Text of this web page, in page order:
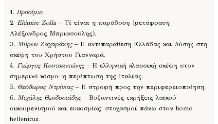
1. Προοίμιο
2. Elémire Zolla – Τί είναι η παράδοση (μετάφραση
Αλέξανδρος Μπριασούλης).
3. Μύρων Ζαχαράκης– Η αντιπαράθεση Ελλάδας και Δύσης στη
σκέψη του Χρήστου Γιανναρά.
4. Γιώργος Κουτσαντώνης– Η ελληνική κλασσική σκέψη στον
σημερινό κόσμο: η περίπτωση της Ιταλίας.
5. Θεόδωρος Ντρίνιας– Η στροφή προς την περιφερειοποίηση.
6. Μιχάλης Θεοδοσιάδης– Βυζαντινές εκρήξεις λαϊκού
οικουμενισμού και ευκοσμίας: στοχασμοί πάνω στον homo
hellenicus.